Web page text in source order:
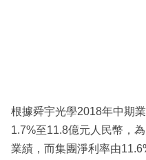
根據舜宇光學2018年中期
1.7%至11.8億元人民幣，
業績，而集團淨利率由